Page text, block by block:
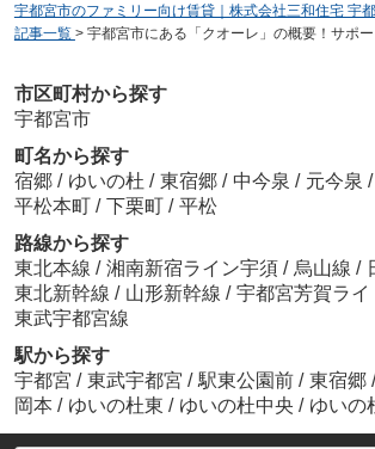
宇都宮市のファミリー向け賃貸｜株式会社三和住宅 宇
記事一覧 > 宇都宮市にある「クオーレ」の概要！サポ
市区町村から探す
宇都宮市
町名から探す
宿郷 / ゆいの杜 / 東宿郷 / 中今泉 / 元今泉 /
平松本町 / 下栗町 / 平松
路線から探す
東北本線 / 湘南新宿ライン宇須 / 烏山線 /
東北新幹線 / 山形新幹線 / 宇都宮芳賀ライ
東武宇都宮線
駅から探す
宇都宮 / 東武宇都宮 / 駅東公園前 / 東宿郷 /
岡本 / ゆいの杜東 / ゆいの杜中央 / ゆいの